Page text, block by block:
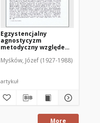
Egzystencjalny
agnostycyzm
metodyczny względem
chrześcijaństwa
Myśków, Józef (1927-1988)
artykuł
More